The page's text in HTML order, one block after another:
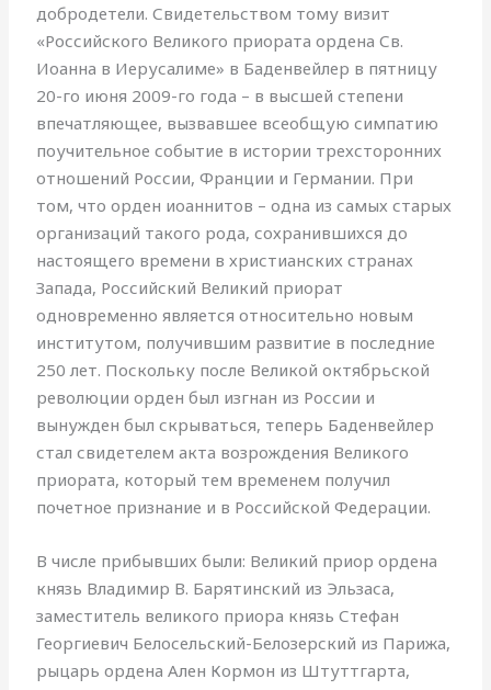
добродетели. Свидетельством тому визит
«Российского Великого приората ордена Св.
Иоанна в Иерусалиме» в Баденвейлер в пятницу
20-го июня 2009-го года – в высшей степени
впечатляющее, вызвавшее всеобщую симпатию
поучительное событие в истории трехсторонних
отношений России, Франции и Германии. При
том, что орден иоаннитов – одна из самых старых
организаций такого рода, сохранившихся до
настоящего времени в христианских странах
Запада, Российский Великий приорат
одновременно является относительно новым
институтом, получившим развитие в последние
250 лет. Поскольку после Великой октябрьской
революции орден был изгнан из России и
вынужден был скрываться, теперь Баденвейлер
стал свидетелем акта возрождения Великого
приората, который тем временем получил
почетное признание и в Российской Федерации.
В числе прибывших были: Великий приор ордена
князь Владимир В. Барятинский из Эльзаса,
заместитель великого приора князь Стефан
Георгиевич Белосельский-Белозерский из Парижа,
рыцарь ордена Ален Кормон из Штуттгарта,